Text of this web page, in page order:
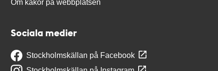
Om kakor på webbplatsen
Sociala medier
Stockholmskällan på Facebook